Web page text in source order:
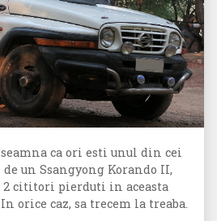
ca ori esti unul din cei
un Ssangyong Korando II,
cititori pierduti in aceasta
orice caz, sa trecem la treaba.